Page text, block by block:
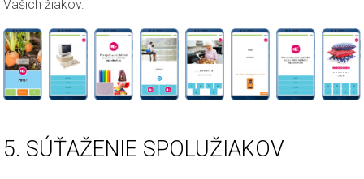
Vašich žiakov.
5. SÚŤAŽENIE SPOLUŽIAKOV